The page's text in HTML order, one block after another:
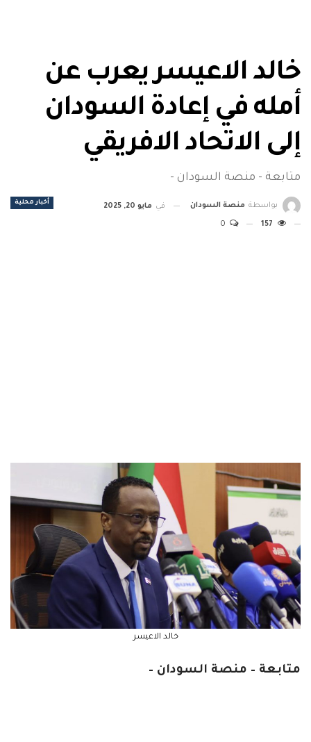
خالد الاعيسر يعرب عن
أمله في إعادة السودان
إلى الاتحاد الافريقي
متابعة - منصة السودان -
أخبار محلية بواسطة منصة السودان في مايو 20, 2025
157
خالد الاعيسر
متابعة – منصة السودان –